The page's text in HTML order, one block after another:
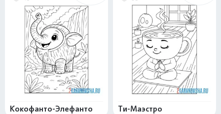
Кокофанто-Элефанто Ти-Маэстро